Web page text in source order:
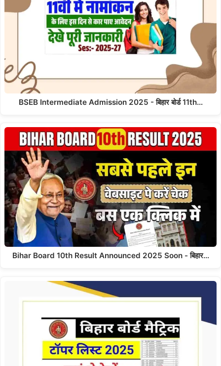
BSEB Intermediate Admission 2025 - बिहार बोर्ड 11th…
Bihar Board 10th Result Announced 2025 Soon - बिहार…